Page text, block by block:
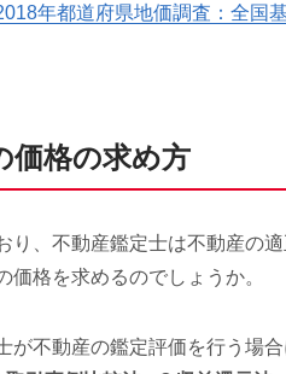
年都道府県地価調査：全国
価格の求め方
り、不動産鑑定士は不動産の
価格を求めるのでしょうか。
が不動産の鑑定評価を行う場合